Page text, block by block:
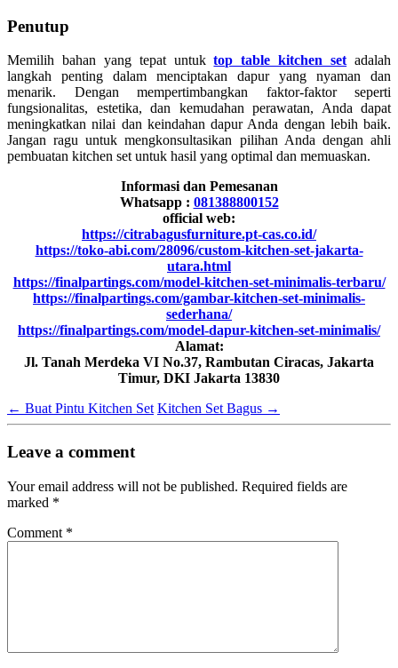
Penutup
Memilih bahan yang tepat untuktop table kitchen setadalah
langkah penting dalam menciptakan dapur yang nyaman dan
menarik. Dengan mempertimbangkan faktor-faktor seperti
fungsionalitas, estetika, dan kemudahan perawatan, Anda dapat
meningkatkan nilai dan keindahan dapur Anda dengan lebih baik.
Jangan ragu untuk mengkonsultasikan pilihan Anda dengan ahli
pembuatan kitchen set untuk hasil yang optimal dan memuaskan.
Informasi dan Pemesanan
Whatsapp : 081388800152
official web:
https://citrabagusfurniture.pt-cas.co.id/
https://toko-abi.com/28096/custom-kitchen-set-jakarta-
utara.html
https://finalpartings.com/model-kitchen-set-minimalis-terbaru/
https://finalpartings.com/gambar-kitchen-set-minimalis-
sederhana/
https://finalpartings.com/model-dapur-kitchen-set-minimalis/
Alamat:
Jl. Tanah Merdeka VI No.37, Rambutan Ciracas, Jakarta
Timur, DKI Jakarta 13830
← Buat Pintu Kitchen Set Kitchen Set Bagus →
Leave a comment
Your email address will not be published. Required fields are
marked *
Comment *